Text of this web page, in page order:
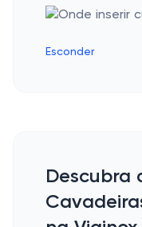
Esconder
Descubra